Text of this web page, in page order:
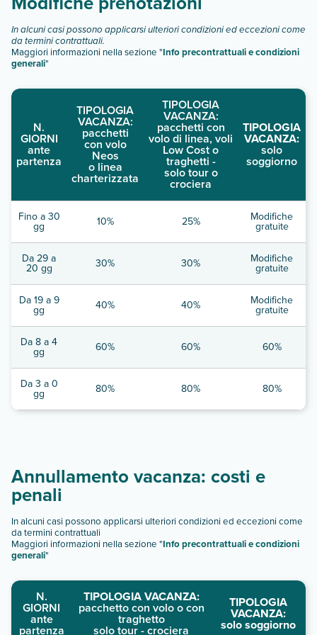
In alcuni casi possono applicarsi ulteriori condizioni ed eccezioni come
da termini contrattuali.
Maggiori informazioni nella sezione "Info precontrattuali e condizioni
generali"
N.
GIORNI
ante
partenza
TIPOLOGIA
VACANZA:
pacchetti
con volo
Neos
o linea
charterizzata
TIPOLOGIA
VACANZA:
pacchetti con
volo di linea, voli
Low Cost o
traghetti -
solo tour o
crociera
TIPOLOGIA
VACANZA:
solo
soggiorno
Fino a 30
gg 10% 25% Modifiche
gratuite
Da 29 a
20 gg 30% 30% Modifiche
gratuite
Da 19 a 9
gg 40% 40% Modifiche
gratuite
Da 8 a 4
gg 60% 60% 60%
Da 3 a 0
gg 80% 80% 80%
Annullamento vacanza: costi e
penali
In alcuni casi possono applicarsi ulteriori condizioni ed eccezioni come
da termini contrattuali
Maggiori informazioni nella sezione "Info precontrattuali e condizioni
generali"
N.
GIORNI
ante
partenza
TIPOLOGIA VACANZA:
pacchetto con volo o con
traghetto
solo tour - crociera
TIPOLOGIA
VACANZA:
solo soggiorno